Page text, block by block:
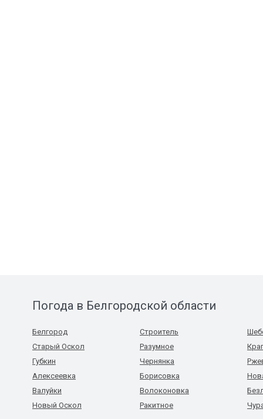
Погода в Белгородской области
Белгород
Старый Оскол
Губкин
Алексеевка
Валуйки
Новый Оскол
Строитель
Разумное
Чернянка
Борисовка
Волоконовка
Ракитное